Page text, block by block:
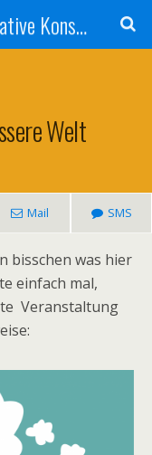
Konsumpf - Forum für kreative Konsumkritik - Culture Jamming, Nachhaltigkeit, Konzernkritik, Adbusting
Welt
Mail SMS
bisschen was hier
einfach mal,
Veranstaltung